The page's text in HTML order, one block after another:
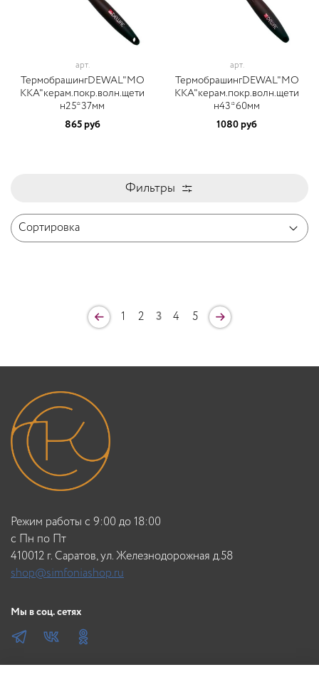
арт.
ТермобрашингDEWAL"MO
KKA"керам.покр.волн.щети
н25*37мм
865 руб
арт.
ТермобрашингDEWAL"MO
KKA"керам.покр.волн.щети
н43*60мм
1080 руб
Фильтры
1 2 3 4 5
Режим работы с 9:00 до 18:00
c Пн по Пт
410012 г. Саратов, ул. Железнодорожная д.58
shop@simfoniashop.ru
Мы в соц. сетях